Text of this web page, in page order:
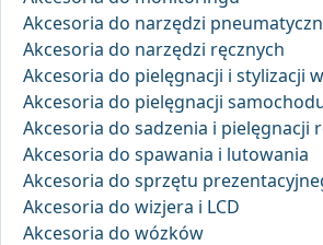
Akcesoria do narzędzi
Akcesoria do narzędzi ręcznych
Akcesoria do pielęgnacji i stylizacji
Akcesoria do pielęgnacji
Akcesoria do sadzenia i pielęgnacji
Akcesoria do spawania i lutowania
Akcesoria do sprzętu
Akcesoria do wizjera i LCD
Akcesoria do wózków